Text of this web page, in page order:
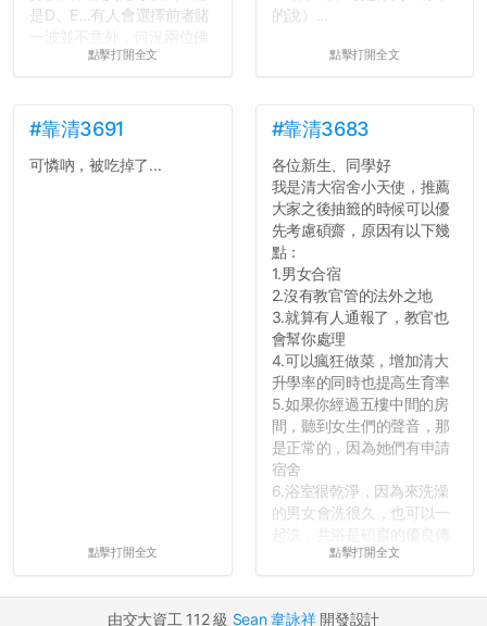
是D、E...有人會選擇前者賭
心教授看起來要輕輕放下
長作弊的風氣。
反正老人我明天就要搬離新
點擊打開全文
的說）...
點擊打開全文
#靠清3691
可憐吶，被吃掉了...
點擊打開全文
#靠清3683
各位新生、同學好
我是清大宿舍小天使，推薦
大家之後抽籤的時候可以優
先考慮碩齋，原因有以下幾
點：
1.男女合宿
2.沒有教官管的法外之地
3.就算有人通報了，教官也
會幫你處理
4.可以瘋狂做菜，增加清大
升學率的同時也提高生育率
5.如果你經過五樓中間的房
間，聽到女生們的聲音，那
是正常的，因為她們有申請
宿舍
6.浴室很乾淨，因為來洗澡
的男女會洗很久，也可以一
如果有任何想要我推薦的宿
舍房間，都歡迎留言讓我知
點擊打開全文
由交大資工 112 級 Sean 韋詠祥開發設計